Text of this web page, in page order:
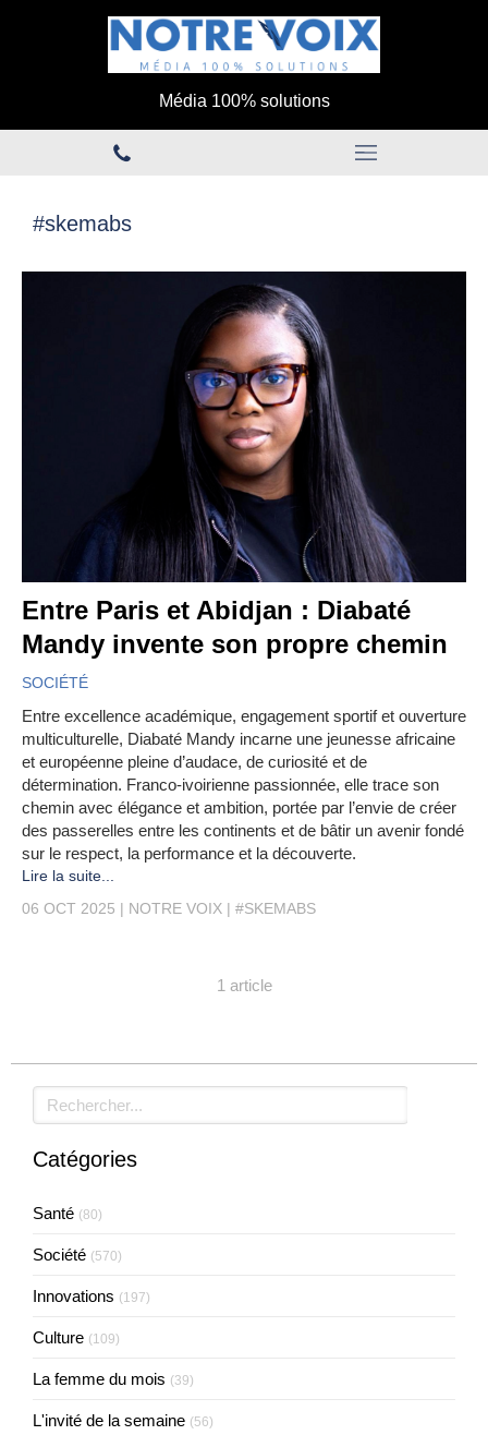
Média 100% solutions
#skemabs
Entre Paris et Abidjan : Diabaté
Mandy invente son propre chemin
SOCIÉTÉ
Entre excellence académique, engagement sportif et ouverture
multiculturelle, Diabaté Mandy incarne une jeunesse africaine
et européenne pleine d’audace, de curiosité et de
détermination. Franco-ivoirienne passionnée, elle trace son
chemin avec élégance et ambition, portée par l’envie de créer
des passerelles entre les continents et de bâtir un avenir fondé
sur le respect, la performance et la découverte.
Lire la suite...
06 OCT 2025
NOTRE VOIX #SKEMABS
1 article
Rechercher
Catégories
Santé (80)
Société (570)
Innovations (197)
Culture (109)
La femme du mois (39)
L'invité de la semaine (56)